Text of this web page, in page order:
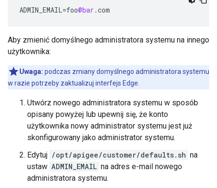
ADMIN_EMAIL=foo@bar .com
Aby zmienić domyślnego administratora systemu na innego
użytkownika:
Uwaga: podczas zmiany domyślnego administratora systemu
w razie potrzeby zaktualizuj interfejs Edge.
Utwórz nowego administratora systemu w sposób
opisany powyżej lub upewnij się, że konto
użytkownika nowy administrator systemu jest już
skonfigurowany jako administrator systemu.
Edytuj /opt/apigee/customer/defaults.sh na
ustaw ADMIN_EMAIL na adres e-mail nowego
administratora systemu.